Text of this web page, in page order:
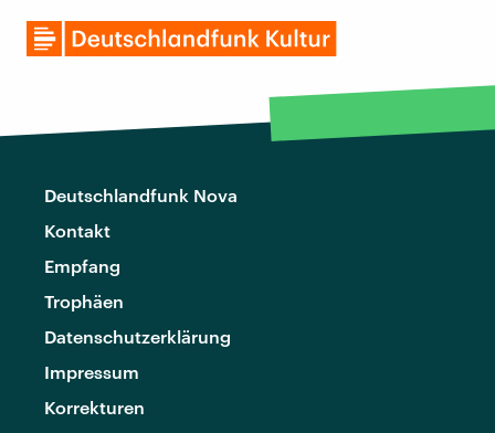
Deutschlandfunk Nova
Kontakt
Empfang
Trophäen
Datenschutzerklärung
Impressum
Korrekturen